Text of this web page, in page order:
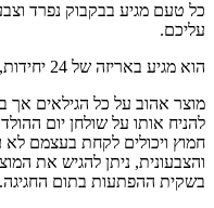
כל טעם מגיע בבקבוק נפרד
עליכם.
הוא מגיע באריזה של 24 יחידות, בכל יחידה 30 מ"ל.
מוצר אהוב על כל הגילאים
להניח אותו על שולחן יום
חמוץ ויכולים לקחת בעצמם לא
והצבעונית, ניתן להגיש את
בשקית ההפתעות בתום